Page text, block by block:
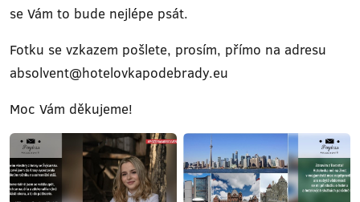
se Vám to bude nejlépe psát.
Fotku se vzkazem pošlete, prosím, přímo na adresu
absolvent@hotelovkapodebrady.eu
Moc Vám děkujeme!